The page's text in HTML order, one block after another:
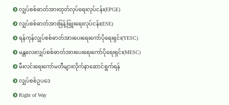
လျှပ်စစ်ဓာတ်အားထုတ်လုပ်ရေးလုပ်ငန်း(EPGE)
လျှပ်စစ်ဓာတ်အားဖြန့်ဖြူးရေးလုပ်ငန်း(ESE)
ရန်ကုန်လျှပ်စစ်ဓာတ်အားပေးရေးကော်ပိုရေးရှင်း(YESC)
မန္တလေးလျှပ်စစ်ဓာတ်အားပေးရေးကော်ပိုရေးရှင်း(MESC)
မီးလင်းရေးကော်မတီများလိုက်နာဆောင်ရွက်ရန်
လျှပ်စစ်ဥပဒေ
Right of Way